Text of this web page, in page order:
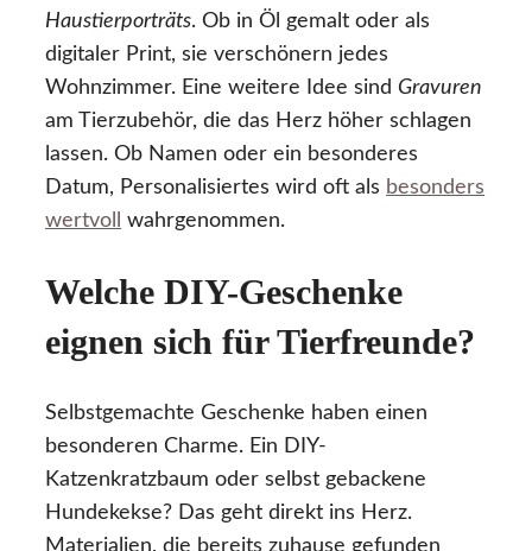
Haustierporträts. Ob in Öl gemalt oder als
digitaler Print, sie verschönern jedes
Wohnzimmer. Eine weitere Idee sind Gravuren
am Tierzubehör, die das Herz höher schlagen
lassen. Ob Namen oder ein besonderes
Datum, Personalisiertes wird oft als besonders
wertvoll
wahrgenommen.
Welche DIY-Geschenke
eignen sich für Tierfreunde?
Selbstgemachte Geschenke haben einen
besonderen Charme. Ein DIY-
Katzenkratzbaum oder selbst gebackene
Hundekekse? Das geht direkt ins Herz.
Materialien, die bereits zuhause gefunden